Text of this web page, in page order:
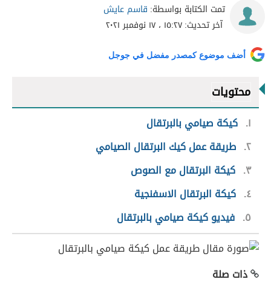
تمت الكتابة بواسطة: قاسم عايش
آخر تحديث:١٥:٢٧ ، ١٧ نوفمبر ٢٠٢١
أضف موضوع كمصدر مفضل في جوجل
محتويات
١ كيكة صيامي بالبرتقال
٢ طريقة عمل كيك البرتقال الصيامي
٣ كيكة البرتقال مع الصوص
٤ كيكة البرتقال الاسفنجية
٥ فيديو كيكة صيامي بالبرتقال
ذات صلة